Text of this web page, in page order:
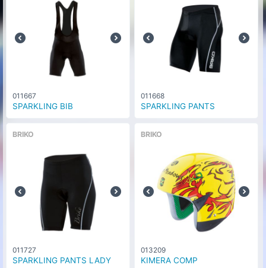
011667
SPARKLING BIB
011668
SPARKLING PANTS
BRIKO
011727
SPARKLING PANTS LADY
BRIKO
013209
KIMERA COMP